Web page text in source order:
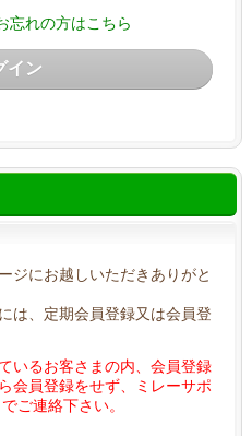
忘れの方はこちら
イン
ジにお越しいただきありがと
は、定期会員登録又は会員登
いるお客さまの内、会員登録
会員登録をせず、ミレーサポ
ご連絡下さい。